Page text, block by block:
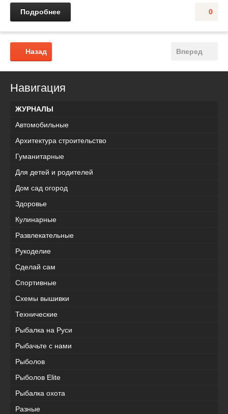
0
Подробнее
Вперед
Назад
Навигация
ЖУРНАЛЫ
Автомобильные
Архитектура строительство
Гуманитарные
Для детей и родителей
Дом сад огород
Здоровье
Кулинарные
Развлекательные
Рукоделие
Сделай сам
Спортивные
Схемы вышивки
Технические
Рыбалка на Руси
Рыбачьте с нами
Рыболов
Рыболов Elite
Рыбалка охота
Разные